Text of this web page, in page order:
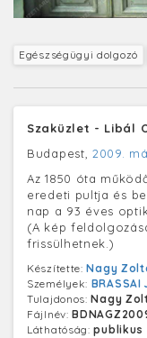
Egészségügyi dolgozó
Szaküzlet - Libál
Budapest, 2009.
Az 1850 óta
eredeti pultja és
nap a 93 éves
(A kép
frissülhetnek.)
Készítette:Nagy
Személyek:
Tulajdonos:Nagy
Fájlnév:
Láthatóság:publikus